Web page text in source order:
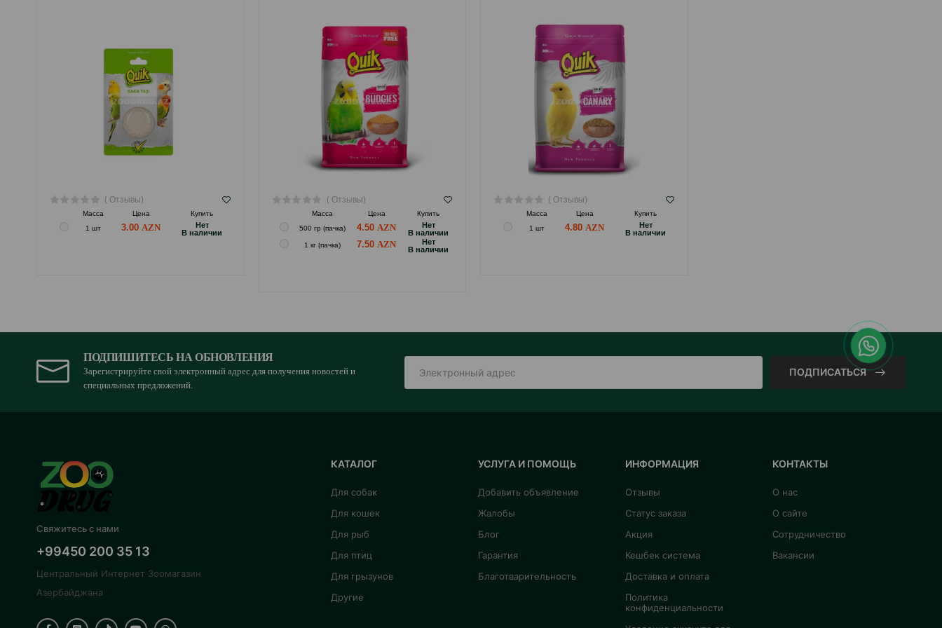
( Отзывы)
Масса Цена
Купить
1 шт
3.00
Hет
B наличии
( Отзывы)
Масса Цена
Купить
500 гр (пачка)
4.50
Hет
B наличии
1 кг (пачка) 7.50
Hет
B наличии
( Отзывы)
Масса Цена
Купить
1 шт
4.80
Hет
B наличии
ПОДПИШИТЕСЬ НА ОБНОВЛЕНИЯ
Зарегистрируйте свой электронный адрес для получения новостей и
специальных предложений.
ПОДПИСАТЬСЯ
Свяжитесь с нами
+99450 200 35 13
Центральный Интернет Зоомагазин
Азербайджана
КАТАЛОГ
Для собак
Для кошек
Для рыб
Для птиц
Для грызунов
Другие
УСЛУГА И ПОМОЩЬ
Добавить объявление
Жалобы
Блог
Гарантия
Благотварительность
ИНФОРМАЦИЯ
Отзывы
Статус заказа
Акция
Кешбек система
Доставка и оплата
Политика
конфиденциальности
КОНТАКТЫ
О нас
О сайте
Сотрудничество
Вакансии